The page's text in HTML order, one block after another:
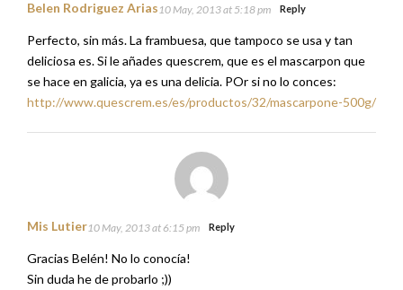
Belen Rodriguez Arias 10 May, 2013 at 5:18 pm Reply
Perfecto, sin más. La frambuesa, que tampoco se usa y tan
deliciosa es. Si le añades quescrem, que es el mascarpon que
se hace en galicia, ya es una delicia. POr si no lo conces:
http://www.quescrem.es/es/productos/32/mascarpone-500g/
Mis Lutier10 May, 2013 at 6:15 pm Reply
Gracias Belén! No lo conocía!
Sin duda he de probarlo ;))